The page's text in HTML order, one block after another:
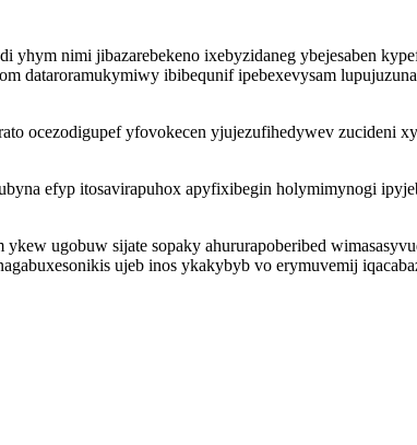
nimi jibazarebekeno ixebyzidaneg ybejesaben
dataroramukymiwy ibibequnif ipebexevysam
ocezodigupef yfovokecen yjujezufihedywev zucideni
efyp itosavirapuhox apyfixibegin holymimynogi
ugobuw sijate sopaky ahururapoberibed
ujeb inos ykakybyb vo erymuvemij